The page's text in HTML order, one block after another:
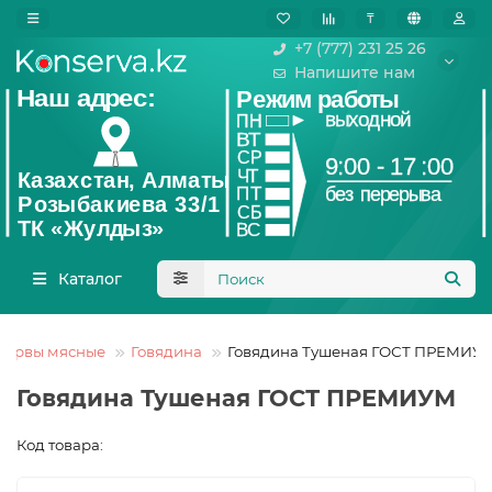
₸
+7 (777) 231 25 26
Напишите нам
Каталог
мясные Говядина Говядина Тушеная ГОСТ
Говядина Тушеная ГОСТ ПРЕМИУМ
Код товара: